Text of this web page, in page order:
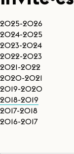
2025-2026
2024-2025
2023-2024
2022-2023
2021-2022
2020-2021
2019-2020
2018-2019
2017-2018
2016-2017